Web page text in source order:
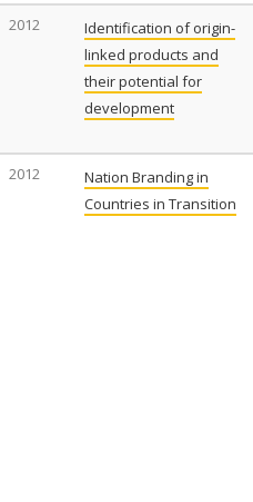
2012
Identification of origin-
linked products and
their potential for
development
2012
Nation Branding in
Countries in Transition